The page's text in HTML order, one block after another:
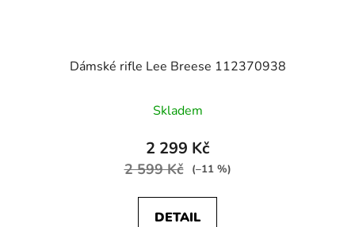
Dámské rifle Lee Breese 112370938
Skladem
2 299 Kč
2 599 Kč (–11 %)
DETAIL